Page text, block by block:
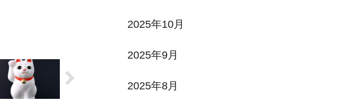
2025年10月
2025年9月
2025年8月